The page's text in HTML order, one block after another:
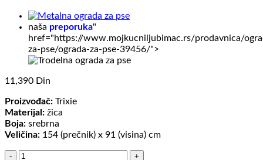
naša preporuka"
href="https://www.mojkucniljubimac.rs/prodavnica/
za-pse/ograda-za-pse-39456/">
11,390 Din
Proizvođač: Trixie
Materijal: žica
Boja: srebrna
Veličina: 154 (prečnik) x 91 (visina) cm
Ograda